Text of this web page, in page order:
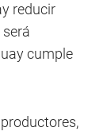
reducir
cumple